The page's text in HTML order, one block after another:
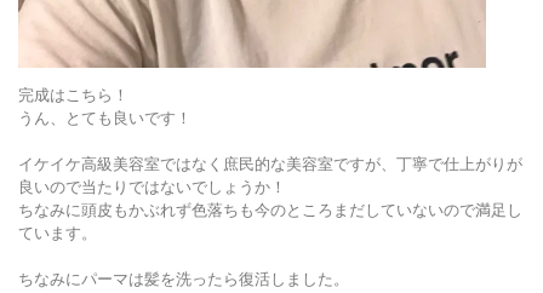
完成はこちら！
うん、とても良いです！
イケイケ高級美容室ではなく庶民的な美容室ですが、丁寧で仕上がりが
良いので当たりではないでしょうか！
ちなみに頭皮もかぶれず色落ちも今のところまだしていないので満足し
ています。
ちなみにパーマは髪を洗ったら復活しました。